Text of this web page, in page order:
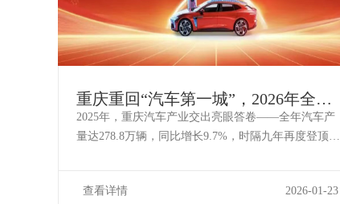
重庆重回“汽车第一城”，2026年全国
首个新能源汽车下乡活动本周在万州
拉开帷幕
2025年，重庆汽车产业交出亮眼答卷——全年汽车产
量达278.8万辆，同比增长9.7%，时隔九年再度登顶全
元，这标志着重庆汽车工业不仅“强势回归”，更在电动
查看详情 2026-01-23